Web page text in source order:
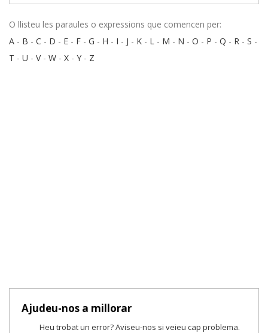
O llisteu les paraules o expressions que comencen per:
A - B - C - D - E - F - G - H - I - J - K - L - M - N - O - P - Q - R - S -
T - U - V- W - X - Y - Z
Ajudeu-nos a millorar
Heu trobat un error? Aviseu-nos si veieu cap problema.